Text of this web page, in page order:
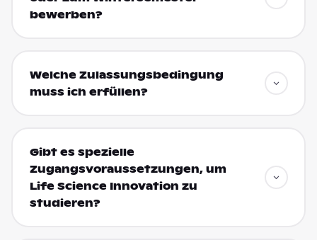
bewerben?
Welche Zulassungsbedingung
muss ich erfüllen?
Gibt es spezielle
Zugangsvoraussetzungen, um
Life Science Innovation zu
studieren?